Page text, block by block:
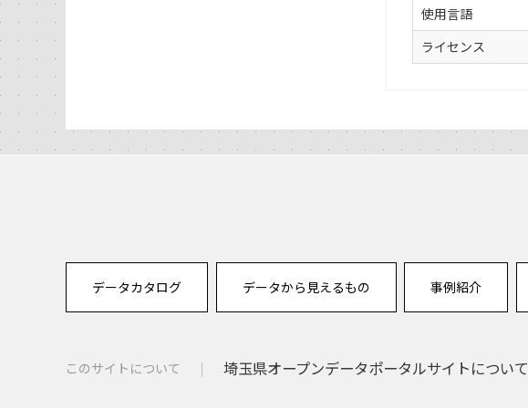
使用言語
ライセンス
データカタログ データから見えるもの 事例紹介
このサイトについて 埼玉県オープンデータポータルサイトについて